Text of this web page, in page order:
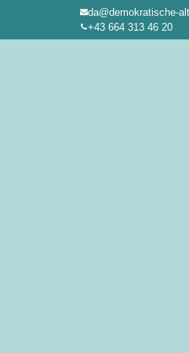
da@demokratische-
+43 664 313 46 20